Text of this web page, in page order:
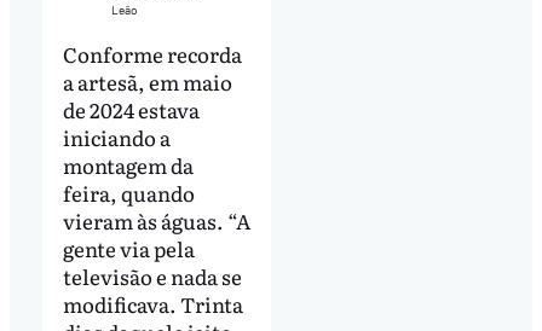
Leão
Conforme recorda
a artesã, em maio
de 2024 estava
iniciando a
montagem da
feira, quando
vieram às águas. “A
gente via pela
televisão e nada se
modificava. Trinta